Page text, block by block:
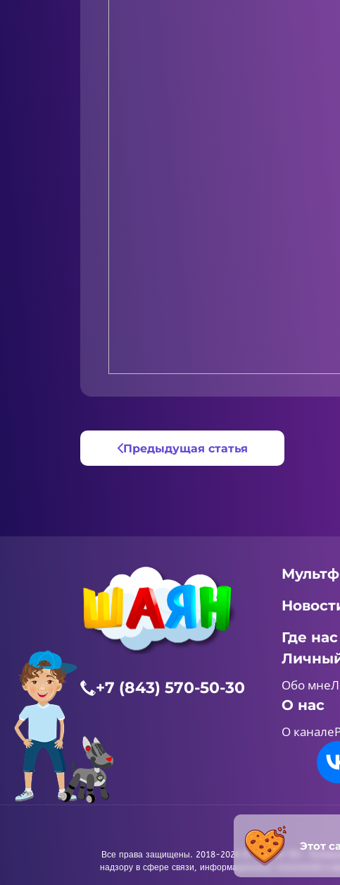
Предыдущая статья
+7 (843) 570-50-30
Где
Обо мне
О нас
О канале
Все права защищены. 2018-2026 © «ШАЯН ТВ».
надзору в сфере связи, информационных технологий и
Этот